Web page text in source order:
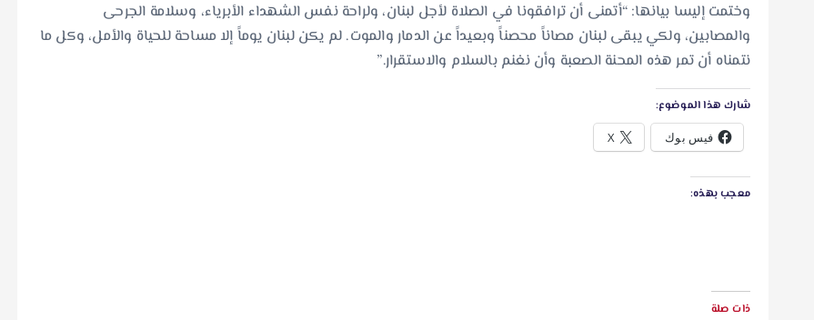
وختمت إليسا بيانها: “أتمنى أن ترافقونا في الصلاة لأجل لبنان، ولراحة نفس الشهداء الأبرياء، وسلامة الجرحى
والمصابين، ولكي يبقى لبنان مصاناً محصناً وبعيداً عن الدمار والموت. لم يكن لبنان يوماً إلا مساحة للحياة والأمل، وكل ما
نتمناه أن تمر هذه المحنة الصعبة وأن نغنم بالسلام والاستقرار.”
شارك هذا الموضوع:
فيس بوك X
معجب بهذه:
ذات صلة